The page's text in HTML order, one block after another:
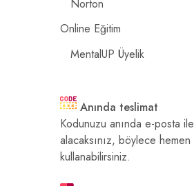
Norton
Online Eğitim
MentalUP Üyelik
Anında teslimat
Kodunuzu anında e-posta ile
alacaksınız, böylece hemen
kullanabilirsiniz.